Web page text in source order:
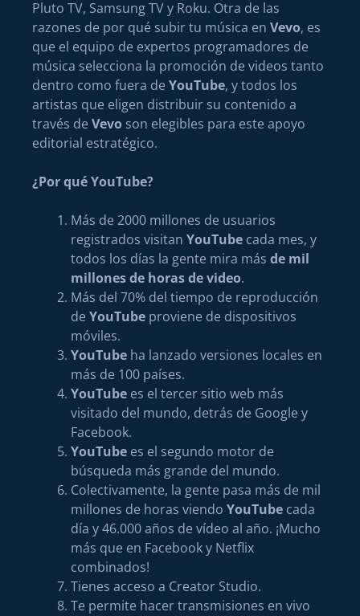
Pluto TV, Samsung TV y Roku. Otra de las
razones de por qué subir tu música en Vevo, es
que el equipo de expertos programadores de
música selecciona la promoción de videos tanto
dentro como fuera de YouTube, y todos los
artistas que eligen distribuir su contenido a
través de Vevo son elegibles para este apoyo
editorial estratégico.
¿Por qué YouTube?
Más de 2000 millones de usuarios
registrados visitan YouTube cada mes, y
todos los días la gente mira más de mil
millones de horas de video.
Más del 70% del tiempo de reproducción
de YouTube proviene de dispositivos
móviles.
YouTube ha lanzado versiones locales en
más de 100 países.
YouTube es el tercer sitio web más
visitado del mundo, detrás de Google y
Facebook.
YouTube es el segundo motor de
búsqueda más grande del mundo.
Colectivamente, la gente pasa más de mil
millones de horas viendo YouTube cada
día y 46.000 años de vídeo al año. ¡Mucho
más que en Facebook y Netflix
combinados!
Tienes acceso a Creator Studio.
Te permite hacer transmisiones en vivo